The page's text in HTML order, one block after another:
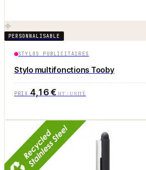
PERSONNALISABLE
STYLOS PUBLICITAIRES
Stylo multifonctions Tooby
PRIX 4,16 €HT / UNITÉ